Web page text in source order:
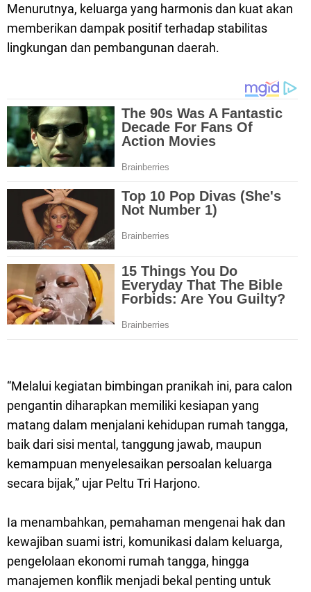
Menurutnya, keluarga yang harmonis dan kuat akan
memberikan dampak positif terhadap stabilitas
lingkungan dan pembangunan daerah.
“Melalui kegiatan bimbingan pranikah ini, para calon
pengantin diharapkan memiliki kesiapan yang
matang dalam menjalani kehidupan rumah tangga,
baik dari sisi mental, tanggung jawab, maupun
kemampuan menyelesaikan persoalan keluarga
secara bijak,” ujar Peltu Tri Harjono.
Ia menambahkan, pemahaman mengenai hak dan
kewajiban suami istri, komunikasi dalam keluarga,
pengelolaan ekonomi rumah tangga, hingga
manajemen konflik menjadi bekal penting untuk